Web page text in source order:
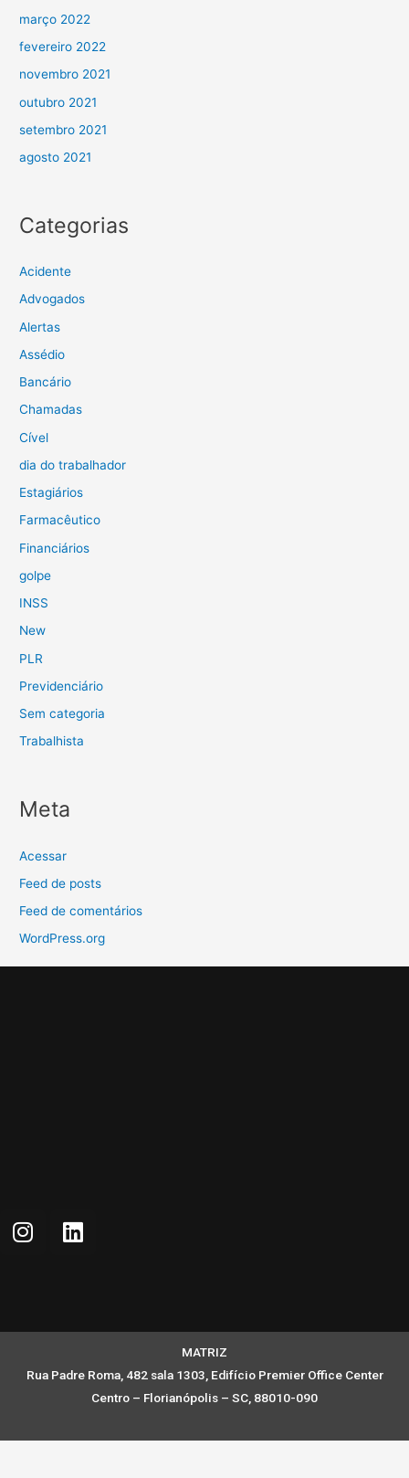
março 2022
fevereiro 2022
novembro 2021
outubro 2021
setembro 2021
agosto 2021
Categorias
Acidente
Advogados
Alertas
Assédio
Bancário
Chamadas
Cível
dia do trabalhador
Estagiários
Farmacêutico
Financiários
golpe
INSS
New
PLR
Previdenciário
Sem categoria
Trabalhista
Meta
Acessar
Feed de posts
Feed de comentários
WordPress.org
MATRIZ
Rua Padre Roma, 482 sala 1303, Edifício Premier Office Center
Centro – Florianópolis – SC, 88010-090